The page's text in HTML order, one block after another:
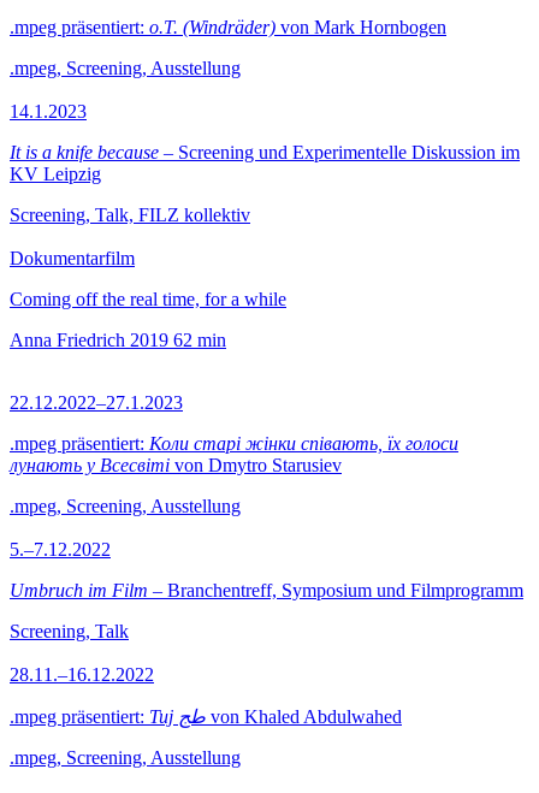
.mpeg präsentiert: o.T. (Windräder) von Mark Hornbogen
.mpeg, Screening, Ausstellung
14.1.2023
It is a knife because – Screening und Experimentelle Diskussion im
KV Leipzig
Screening, Talk, FILZ kollektiv
Dokumentarfilm
Coming off the real time, for a while
Anna Friedrich 2019 62 min
22.12.2022–27.1.2023
.mpeg präsentiert: Коли старі жінки співають, їх голоси
лунають у Всесвіті von Dmytro Starusiev
.mpeg, Screening, Ausstellung
5.–7.12.2022
Umbruch im Film – Branchentreff, Symposium und Filmprogramm
Screening, Talk
28.11.–16.12.2022
.mpeg präsentiert: Tuj طج von Khaled Abdulwahed
.mpeg, Screening, Ausstellung